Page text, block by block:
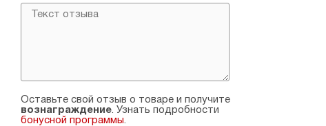
Оставьте свой отзыв о товаре и получите
вознаграждение. Узнать подробности
бонусной программы.